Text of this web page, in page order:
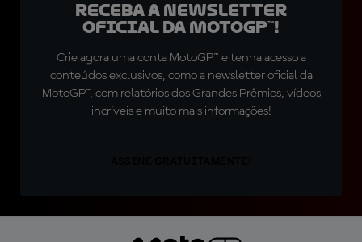
Receba a newsletter
oficial da MotoGP™!
Crie agora uma conta MotoGP™ e tenha acesso a
conteúdos exclusivos, como a newsletter oficial da
MotoGP™, com relatórios dos Grandes Prêmios, vídeos
incríveis e muito mais informações!